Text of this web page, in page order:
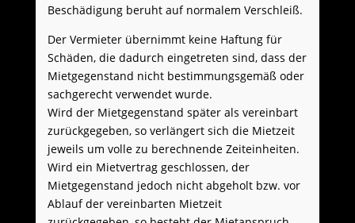
Beschädigung beruht auf normalem Verschleiß.
Der Vermieter übernimmt keine Haftung für
Schäden, die dadurch eingetreten sind, dass der
Mietgegenstand nicht bestimmungsgemäß oder
sachgerecht verwendet wurde.
Wird der Mietgegenstand später als vereinbart
zurückgegeben, so verlängert sich die Mietzeit
jeweils um volle zu berechnende Zeiteinheiten.
Wird ein Mietvertrag geschlossen, der
Mietgegenstand jedoch nicht abgeholt bzw. vor
Ablauf der vereinbarten Mietzeit